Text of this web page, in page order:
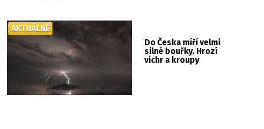
Do Česka míří velmi
silné bouřky. Hrozí
vichr a kroupy
AKTUÁLNĚ